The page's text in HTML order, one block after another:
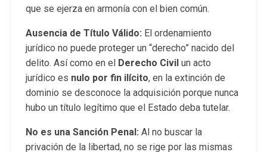
que se ejerza en armonía con el bien común.
Ausencia de Título Válido: El ordenamiento
jurídico no puede proteger un “derecho” nacido del
delito. Así como en el Derecho Civilun acto
jurídico es nulo por fin ilícito, en la extinción de
dominio se desconoce la adquisición porque nunca
hubo un título legítimo que el Estado deba tutelar.
No es una Sanción Penal: Al no buscar la
privación de la libertad, no se rige por las mismas